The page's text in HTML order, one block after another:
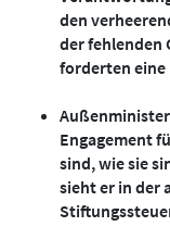
den
der fehlenden
forderten
Engagement
sind, wie sie
sieht er in der